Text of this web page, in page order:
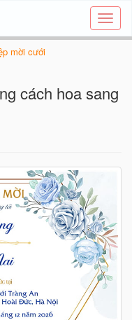
Tạo
thiệp
các
chủ
mời cưới
cách hoa sang